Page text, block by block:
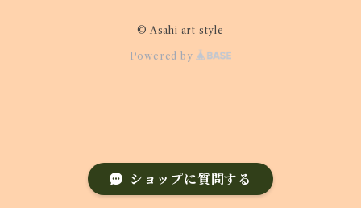
ショップに質問する
© Asahi art style
Powered by